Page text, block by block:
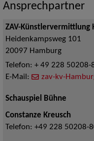
Ansprechpartner
ZAV-Künstlervermittlung
Heidenkampsweg 101
20097 Hamburg
Telefon: + 49 228 50208-
E-Mail:
zav-kv-
Schauspiel Bühne
Constanze Kreusch
Telefon: +49 228 50208-